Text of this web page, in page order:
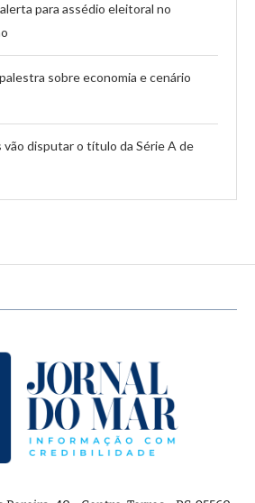
para assédio eleitoral no
sobre economia e cenário
vão disputar o título da Série A de